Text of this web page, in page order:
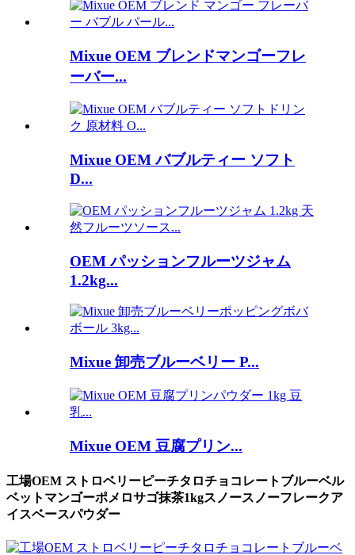
Mixue OEM ブレンドマンゴーフレ
ーバー...
Mixue OEM バブルティー ソフト
D...
OEM パッションフルーツジャム
1.2kg...
Mixue 卸売ブルーベリー P...
Mixue OEM 豆腐プリン...
工場OEM ストロベリーピーチタロチョコレートブルーベル
ベットマンゴーポメロサゴ抹茶1kgスノースノーフレークア
イスベースパウダー